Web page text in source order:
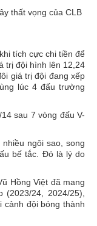
thất vọng của CLB
tích cực chi tiền để
trị đội hình lên 12,24
giá trị đội đang xếp
lúc 4 đấu trường
sau 7 vòng đấu V-
ngôi sao, song
bế tắc. Đó là lý do
Hồng Việt đã mang
24, 2024/25),
cảnh đội bóng thành